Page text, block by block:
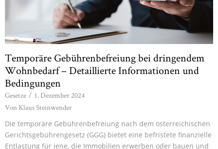
Temporäre Gebührenbefreiung bei dringendem
Wohnbedarf – Detaillierte Informationen und
Bedingungen
Gesetze / 1. Dezember 2024
Von Klaus Steinwender
Die temporäre Gebührenbefreiung nach dem österreichischen
Gerichtsgebührengesetz (GGG) bietet eine befristete finanzielle
Entlastung für jene, die Immobilien erwerben oder bauen und